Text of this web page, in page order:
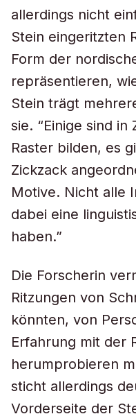
allerdings nicht
Stein eingeritzten
Form der
repräsentieren,
Stein trägt
sie. “Einige sind
Raster bilden, es
Zickzack
Motive. Nicht alle
dabei eine
haben.”
Die Forscherin
Ritzungen von
könnten, von
Erfahrung mit der
herumprobieren
sticht allerdings
Vorderseite der